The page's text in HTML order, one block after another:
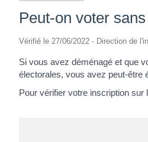
Peut-on voter
Vérifié le 27/06/2022 - Direction de
Si vous avez déménagé et que
électorales, vous avez peut-être
Pour vérifier votre inscription